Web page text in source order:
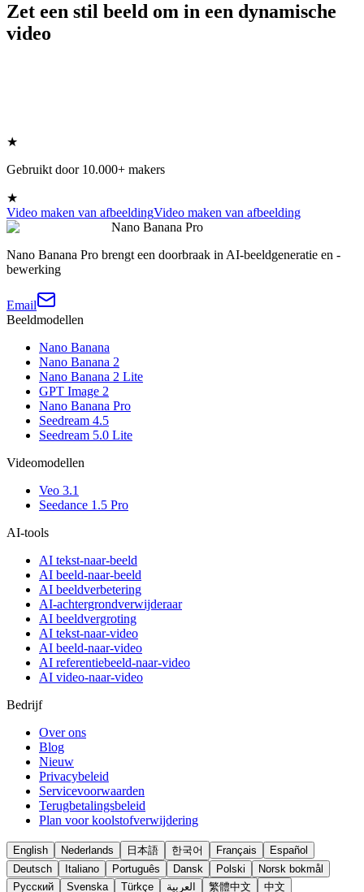
Zet een stil beeld om in een dynamische
video
★
Gebruikt door 10.000+ makers
★
Video maken van afbeeldingVideo maken van afbeelding
Nano Banana Pro
Nano Banana Pro brengt een doorbraak in AI-beeldgeneratie en -
bewerking
Email
Beeldmodellen
Nano Banana
Nano Banana 2
Nano Banana 2 Lite
GPT Image 2
Nano Banana Pro
Seedream 4.5
Seedream 5.0 Lite
Videomodellen
Veo 3.1
Seedance 1.5 Pro
AI-tools
AI tekst-naar-beeld
AI beeld-naar-beeld
AI beeldverbetering
AI-achtergrondverwijderaar
AI beeldvergroting
AI tekst-naar-video
AI beeld-naar-video
AI referentiebeeld-naar-video
AI video-naar-video
Bedrijf
Over ons
Blog
Nieuw
Privacybeleid
Servicevoorwaarden
Terugbetalingsbeleid
Plan voor koolstofverwijdering
English Nederlands 日本語 한국어 Français
Español
Deutsch
Italiano Português Dansk Polski
Norsk bokmål
Русский
Svenska Türkçe العربية 繁體中文 中文